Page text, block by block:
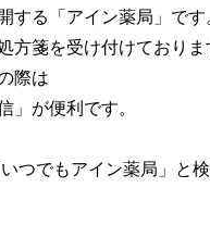
する「アイン薬局」です。
方箋を受け付けておりま
際は
」が便利です。
つでもアイン薬局」と